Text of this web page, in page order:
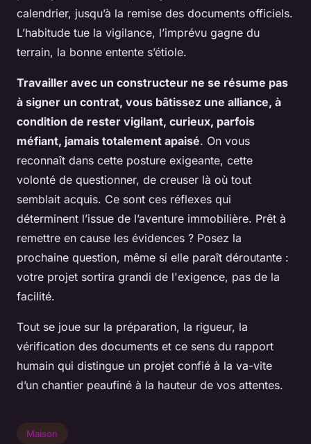
calendrier, jusqu’à la remise des documents officiels.
L’habitude tue la vigilance, l’imprévu gagne du
terrain, la bonne entente s’étiole.
Travailler avec un constructeur ne se résume pas
à signer un contrat, vous bâtissez une alliance, à
condition de rester vigilant, curieux, parfois
méfiant, jamais totalement apaisé. On vous
reconnaît dans cette posture exigeante, cette
volonté de questionner, de creuser là où tout
semblait acquis. Ce sont ces réflexes qui
déterminent l’issue de l’aventure immobilière. Prêt à
remettre en cause les évidences ? Posez la
prochaine question, même si elle paraît déroutante :
votre projet sortira grandi de l'exigence, pas de la
facilité.
Tout se joue sur la préparation, la rigueur, la
vérification des documents et ce sens du rapport
humain qui distingue un projet confié à la va-vite
d’un chantier peaufiné à la hauteur de vos attentes.
Maison